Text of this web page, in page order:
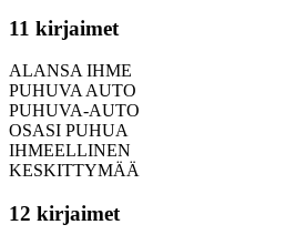
11 kirjaimet
ALANSA IHME
PUHUVA AUTO
PUHUVA-AUTO
OSASI PUHUA
IHMEELLINEN
KESKITTYMÄÄ
12 kirjaimet